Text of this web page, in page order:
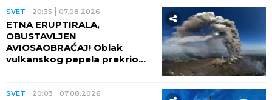
MALOLETNIKA, UVUKLI GA U
JEZIVU ZAMKU!
SVET 20:35 07.08.2026
ETNA ERUPTIRALA,
OBUSTAVLJEN
AVIOSAOBRAĆAJ! Oblak
vulkanskog pepela prekrio
SVET 20:03 07.08.2026